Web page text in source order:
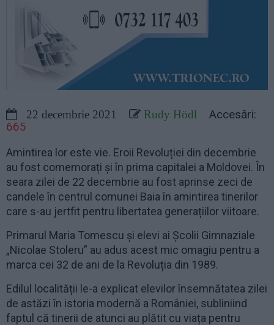
22 decembrie 2021 Rudy Hödl
Accesări:
665
Amintirea lor este vie. Eroii Revoluției din decembrie
au fost comemorați și în prima capitalei a Moldovei. În
seara zilei de 22 decembrie au fost aprinse zeci de
candele în centrul comunei Baia în amintirea tinerilor
care s-au jertfit pentru libertatea generațiilor viitoare.
Primarul Maria Tomescu și elevi ai Școlii Gimnaziale
„Nicolae Stoleru” au adus acest mic omagiu pentru a
marca cei 32 de ani de la Revoluția din 1989.
Edilul localității le-a explicat elevilor însemnătatea zilei
de astăzi în istoria modernă a României, subliniind
faptul că tinerii de atunci au plătit cu viața pentru